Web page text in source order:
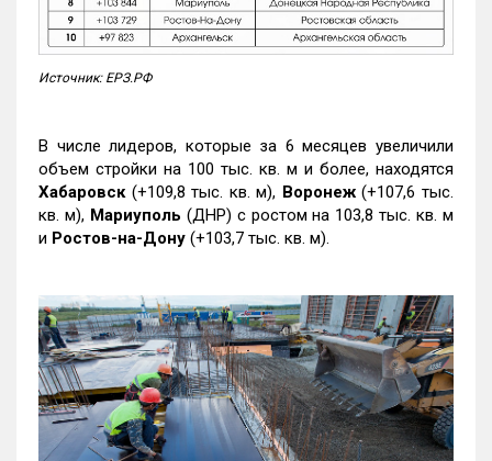
Источник: ЕРЗ.РФ
В числе лидеров, которые за 6 месяцев увеличили
объем стройки на 100 тыс. кв. м и более, находятся
Хабаровск (+109,8 тыс. кв. м), Воронеж(+107,6 тыс.
кв. м), Мариуполь (ДНР) с ростом на 103,8 тыс. кв. м
и Ростов-на-Дону (+103,7 тыс. кв. м).